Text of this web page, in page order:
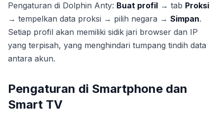
Pengaturan di Dolphin Anty: Buat profil → tab Proksi
→ tempelkan data proksi → pilih negara → Simpan.
Setiap profil akan memiliki sidik jari browser dan IP
yang terpisah, yang menghindari tumpang tindih data
antara akun.
Pengaturan di Smartphone dan
Smart TV